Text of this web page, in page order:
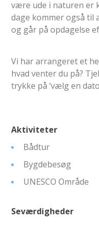
være ude i naturen er
dage kommer også til
og går på opdagelse
Vi har arrangeret et
hvad venter du på?
trykke på ‘vælg en
Aktiviteter
Bådtur
Bygdebesøg
UNESCO Område
Seværdigheder